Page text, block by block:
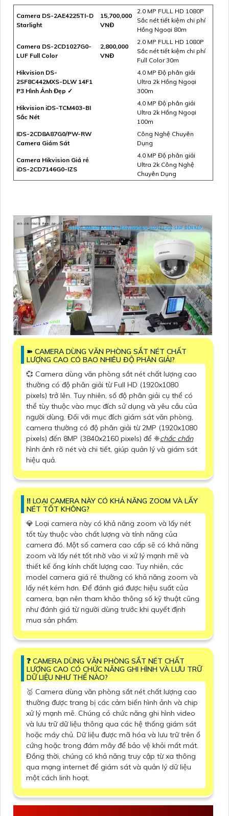
Camera DS-2AE4225TI-D
Starlight
15,700,000
VNĐ
2.0 MP FULL HD 1080P
Sắc nét tiết kiệm chi phí
Hồng Ngoại 80m
Camera DS-2CD1027G0-
LUF Full Color
2,800,000
VNĐ
2.0 MP FULL HD 1080P
Sắc nét tiết kiệm chi phí
Full Color 30m
Hikvision DS-
2SF8C442MXS-DLW 14F1
P3 Hình Ảnh Đẹp ✓
4.0 MP Độ phân giải
Ultra 2k Hồng Ngoại
300m
Hikvision iDS-TCM403-BI
Sắc Nét
4.0 MP Độ phân giải
Ultra 2k Hồng Ngoại
100m
IDS-2CD8A87G0/PW-RW
Camera Giám Sát
Công Nghệ Chuyên
Dụng
Camera Hikvision Giá rẻ
iDS-2CD7146G0-IZS
4.0 MP Độ phân giải
Ultra 2k Công Nghệ
Chuyên Dụng
➽ CAMERA DÙNG VĂN PHÒNG SẮT NÉT CHẤT
LƯỢNG CAO CÓ BAO NHIÊU ĐỘ PHÂN GIẢI?
💞 Camera dùng văn phòng sắt nét chất lượng cao
thường có độ phân giải từ Full HD (1920x1080
pixels) trở lên. Tuy nhiên, số độ phân giải cụ thể có
thể tùy thuộc vào mục đích sử dụng và yêu cầu của
người dùng. Đối với mục đích giám sát văn phòng,
camera thường có độ phân giải từ 2MP (1920x1080
pixels) đến 8MP (3840x2160 pixels) để ❈chắc chắn
hình ảnh rõ nét và chi tiết, giúp quản lý và giám sát
hiệu quả.
‼️ LOẠI CAMERA NÀY CÓ KHẢ NĂNG ZOOM VÀ LẤY
NÉT TỐT KHÔNG?
💎 Loại camera này có khả năng zoom và lấy nét
tốt tùy thuộc vào chất lượng và tính năng của
camera đó. Một số camera cao cấp sẽ có khả năng
zoom và lấy nét tốt nhờ vào vi xử lý mạnh mẽ và
thiết kế ống kính chất lượng cao. Tuy nhiên, các
model camera giá rẻ thường có khả năng zoom và
lấy nét kém hơn. Để đánh giá được hiệu suất của
camera, bạn nên tham khảo thông số kỹ thuật cũng
như đánh giá từ người dùng trước khi quyết định
mua sản phẩm.
️❓ CAMERA DÙNG VĂN PHÒNG SẮT NÉT CHẤT
LƯỢNG CAO CÓ CHỨC NĂNG GHI HÌNH VÀ LƯU TRỮ
DỮ LIỆU NHƯ THẾ NÀO?
🥇 Camera dùng văn phòng sắt nét chất lượng cao
thường được trang bị các cảm biến hình ảnh và chip
xử lý mạnh mẽ. Chúng có chức năng ghi hình video
và lưu trữ dữ liệu thông qua các hệ thống giám sát
hoặc máy chủ. Dữ liệu được mã hóa và lưu trữ trên ổ
cứng hoặc trong đám mây để bảo vệ khỏi mất mát.
Đồng thời, chúng có khả năng truy cập từ xa thông
qua mạng internet để giám sát và quản lý dữ liệu
một cách linh hoạt.